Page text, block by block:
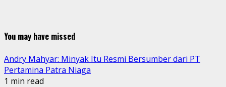
You may have missed
Andry Mahyar: Minyak Itu Resmi Bersumber dari PT
Pertamina Patra Niaga
1 min read